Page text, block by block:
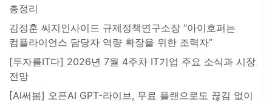
총정리
김정훈 씨지인사이드 규제정책연구소장 “아이호퍼는
컴플라이언스 담당자 역량 확장을 위한 조력자”
[투자를IT다] 2026년 7월 4주차 IT기업 주요 소식과 시장
전망
[AI써봄] 오픈AI GPT-라이브, 무료 플랜으로도 끊김 없이